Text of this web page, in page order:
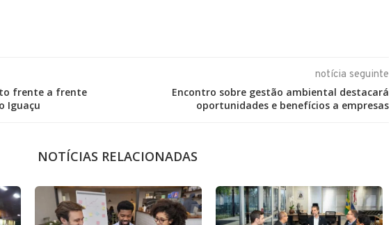
frente a frente
Iguaçu
notícia seguinte
Encontro sobre gestão ambiental destacará
oportunidades e benefícios a empresas
NOTÍCIAS RELACIONADAS